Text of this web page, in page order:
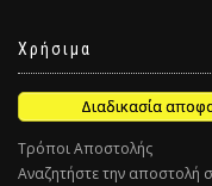
Χρήσιμα
Διαδικασία
Τρόποι Αποστολής
Αναζητήστε την αποστολή